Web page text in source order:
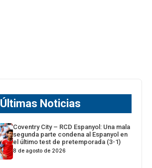
Últimas Noticias
Coventry City – RCD Espanyol: Una mala
segunda parte condena al Espanyol en
el último test de pretemporada (3-1)
8 de agosto de 2026